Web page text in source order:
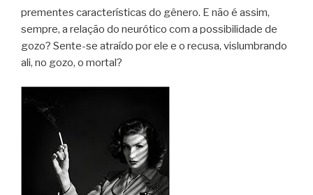
prementes características do gênero. E não é assim,
sempre, a relação do neurótico com a possibilidade de
gozo? Sente-se atraído por ele e o recusa, vislumbrando
ali, no gozo, o mortal?